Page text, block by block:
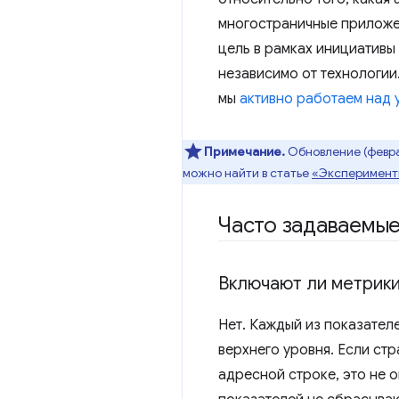
многостраничные
цель в рамках
независимо от
мы активно работаем над
Примечание. Обновление
можно найти в статье
Часто
Включают ли
Нет. Каждый из
верхнего уровня. Если
адресной строке, это не